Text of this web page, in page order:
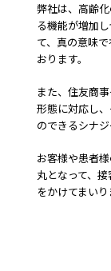
弊社は、高齢
る機能が増加
て、真の意味
おります。
また、住友商
形態に対応し
のできるシナジ
お客様や患者
丸となって、
をかけてまいり